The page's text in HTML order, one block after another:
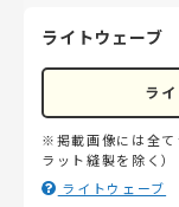
ライトウェーブ
ラ
※掲載画像には全て
ラット縫製を除く）
ライトウェーブ